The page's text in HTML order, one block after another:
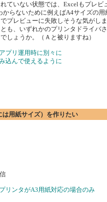
ていない状態では、Excelもプレビ
らないために例えばA4サイズの
プレビューに失敗しそうな気がしま
も、いずれかのプリンタドライバ
しょうか。（Ａと被りますね）
プリ運用時に別々に
込んで使えるように
用紙サイズ）を作りたい
リンタがA3用紙対応の場合のみ